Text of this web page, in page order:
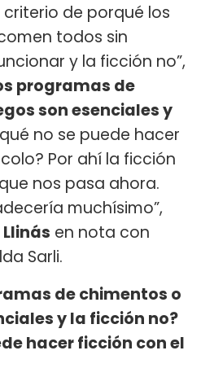
de porqué los
todos sin
y la ficción no”,
programas de
son esenciales y
no se puede hacer
Por ahí la ficción
nos pasa ahora.
muchísimo”,
en nota con
Sarli.
de chimentos o
y la ficción no?
hacer ficción con el